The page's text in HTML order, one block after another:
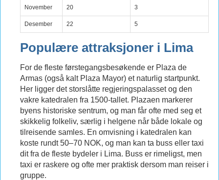
November 20 3
Desember 22 5
Populære attraksjoner i Lima
For de fleste førstegangsbesøkende er Plaza de
Armas (også kalt Plaza Mayor) et naturlig startpunkt.
Her ligger det storslåtte regjeringspalasset og den
vakre katedralen fra 1500-tallet. Plazaen markerer
byens historiske sentrum, og man får ofte med seg et
skikkelig folkeliv, særlig i helgene når både lokale og
tilreisende samles. En omvisning i katedralen kan
koste rundt 50–70 NOK, og man kan ta buss eller taxi
dit fra de fleste bydeler i Lima. Buss er rimeligst, men
taxi er raskere og ofte mer praktisk dersom man reiser i
gruppe.